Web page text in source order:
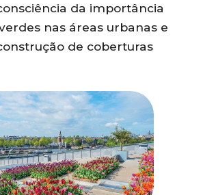
da importância
nas áreas urbanas e
de coberturas